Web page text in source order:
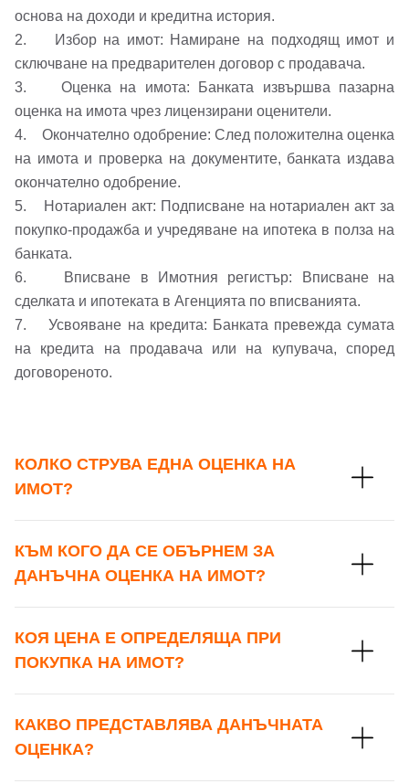
основа на доходи и кредитна история.
2. Избор на имот: Намиране на подходящ имот и
сключване на предварителен договор с продавача.
3. Оценка на имота: Банката извършва пазарна
оценка на имота чрез лицензирани оценители.
4. Окончателно одобрение: След положителна оценка
на имота и проверка на документите, банката издава
окончателно одобрение.
5. Нотариален акт: Подписване на нотариален акт за
покупко-продажба и учредяване на ипотека в полза на
банката.
6. Вписване в Имотния регистър: Вписване на
сделката и ипотеката в Агенцията по вписванията.
7. Усвояване на кредита: Банката превежда сумата
на кредита на продавача или на купувача, според
договореното.
КОЛКО СТРУВА ЕДНА ОЦЕНКА НА
ИМОТ?
КЪМ КОГО ДА СЕ ОБЪРНЕМ ЗА
ДАНЪЧНА ОЦЕНКА НА ИМОТ?
КОЯ ЦЕНА Е ОПРЕДЕЛЯЩА ПРИ
ПОКУПКА НА ИМОТ?
КАКВО ПРЕДСТАВЛЯВА ДАНЪЧНАТА
ОЦЕНКА?